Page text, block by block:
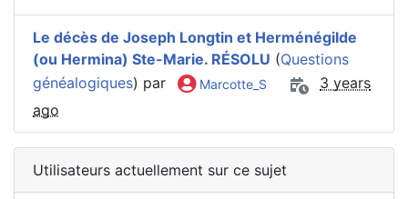
Le décès de Joseph Longtin et Herménégilde
(ou Hermina) Ste-Marie. RÉSOLU (Questions
généalogiques) par Marcotte_S
3 years
ago
Utilisateurs actuellement sur ce sujet